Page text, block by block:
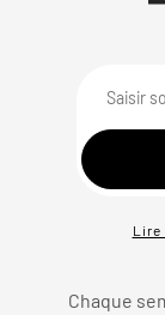
Lire
Chaque